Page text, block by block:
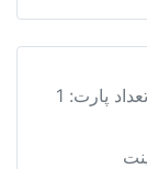
تعداد پارت: 1